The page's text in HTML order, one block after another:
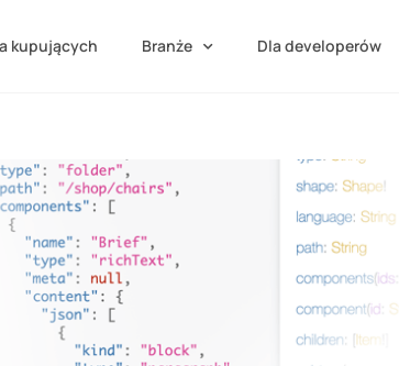
kupujących Branże Dla developerów